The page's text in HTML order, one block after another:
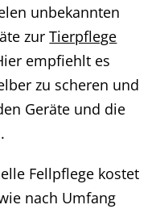
unbekannten
zurTierpflege
empfiehlt es
zu scheren und
Geräte und die
Fellpflege kostet
nach Umfang